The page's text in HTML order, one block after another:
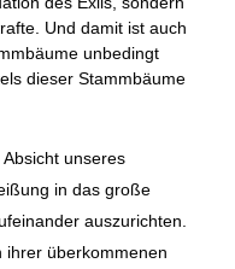
Und damit ist auch
unbedingt
dieser Stammbäume
unseres
in das große
auszurichten.
ihrer überkommenen